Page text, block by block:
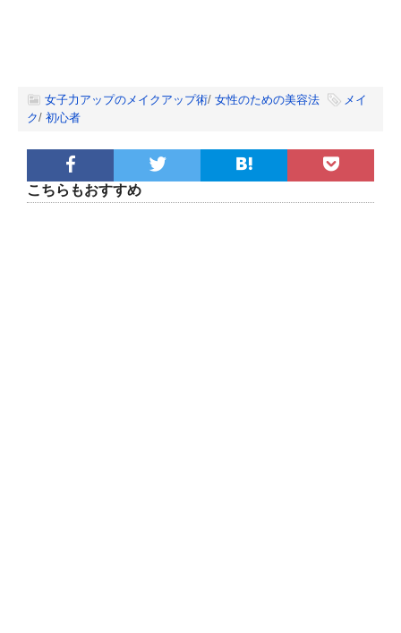
女子力アップのメイクアップ術/ 女性のための美容法
メイ
ク/ 初心者
こちらもおすすめ